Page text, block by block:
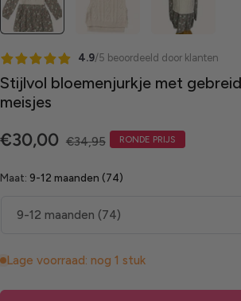
4.9/5 beoordeeld door klanten
Stijlvol bloemenjurkje met
meisjes
Verkoopprijs
€30,00 Normale
€34,95 RONDE PRIJS
Maat: 9-12 maanden (74)
Lage voorraad: nog 1 stuk